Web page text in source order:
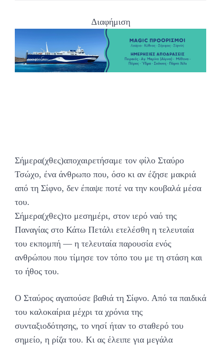
Διαφήμιση
Σήμερα(χθες)αποχαιρετήσαμε τον φίλο Σταύρο
Τσώχο, ένα άνθρωπο που, όσο κι αν έζησε μακριά
από τη Σίφνο, δεν έπαψε ποτέ να την κουβαλά μέσα
του.
Σήμερα(χθες)το μεσημέρι, στον ιερό ναό της
Παναγίας στο Κάτω Πετάλι ετελέσθη η τελευταία
του εκπομπή — η τελευταία παρουσία ενός
ανθρώπου που τίμησε τον τόπο του με τη στάση και
το ήθος του.
Ο Σταύρος αγαπούσε βαθιά τη Σίφνο. Από τα παιδικά
του καλοκαίρια μέχρι τα χρόνια της
συνταξιοδότησης, το νησί ήταν το σταθερό του
σημείο, η ρίζα του. Κι ας έλειπε για μεγάλα